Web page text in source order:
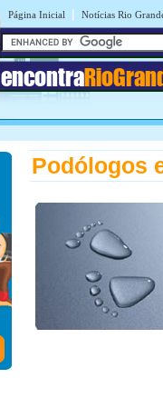
Página Inicial | Notícias Rio
encontra
Podólogos